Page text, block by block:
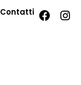
Contatti